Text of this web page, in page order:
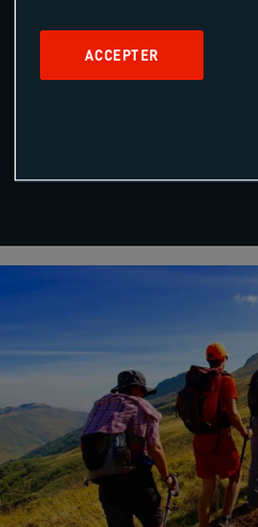
ACCEPTER